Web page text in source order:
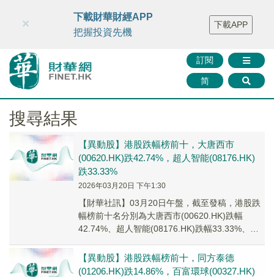
財華智庫網 FINTV FINMETA 財華證券 媒體矩陣
智庫沙龍
聯絡我們
訂閱
简
×
下載財華財經APP
把握投資先機
下載APP
搜尋結果
【異動股】港股跌幅榜前十，大唐西市
(00620.HK)跌42.74%，超人智能(08176.HK)
跌33.33%
2026年03月20日 下午1:30
【財華社訊】03月20日午盤，截至發稿，港股跌
幅榜前十名分別為大唐西市(00620.HK)跌幅
42.74%、超人智能(08176.HK)跌幅33.33%、珠
【異動股】港股跌幅榜前十，同方泰德
(01206.HK)跌14.86%，百富環球(00327.HK)